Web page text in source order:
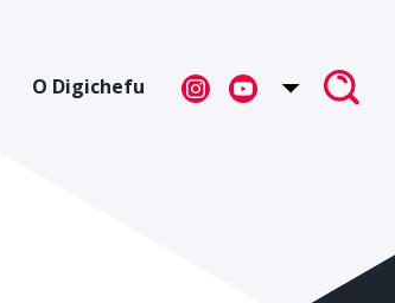
O Digichefu